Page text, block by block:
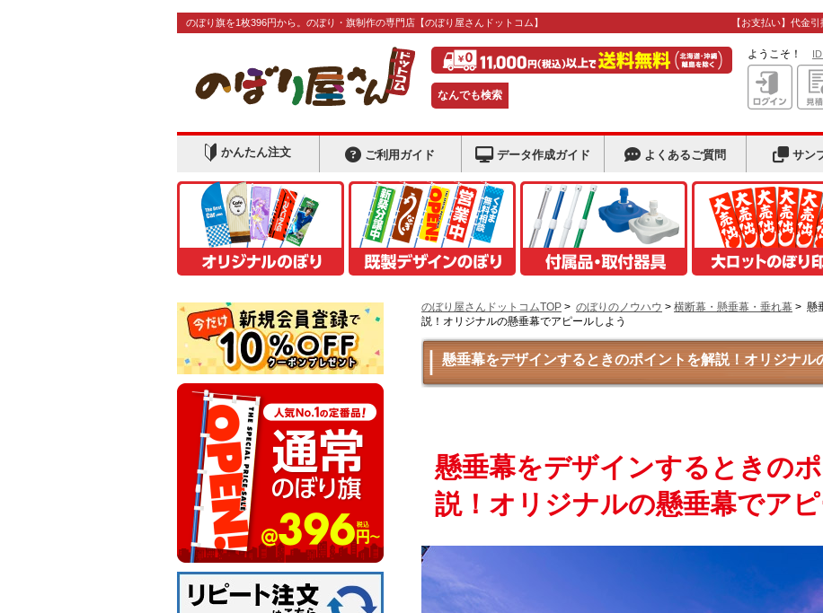
のぼり旗を1枚396円から。のぼり・旗制作の専門店 【のぼり屋さんドットコム】 【お支払い】代金
なんでも検索
ようこそ！
かんたん注文 ご利用ガイド データ作成ガイド よくあるご質問 サン
のぼり屋さんドットコムTOP > のぼりのノウハウ > 横断幕・懸垂幕・垂れ幕 > 懸
説！オリジナルの懸垂幕でアピールしよう
懸垂幕をデザインするときのポイントを解説！オリジナル
懸垂幕をデザインするときの
説！オリジナルの懸垂幕でア